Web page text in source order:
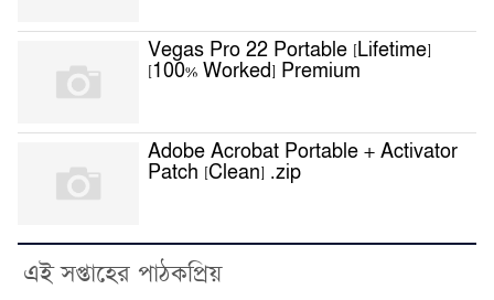
Vegas Pro 22 Portable [Lifetime]
[100% Worked] Premium
Adobe Acrobat Portable + Activator
Patch [Clean] .zip
এই সপ্তাহের পাঠকপ্রিয়